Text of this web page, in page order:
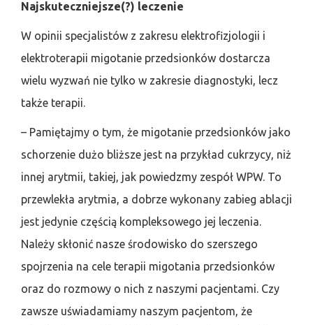
Najskuteczniejsze(?) leczenie
W opinii specjalistów z zakresu elektrofizjologii i
elektroterapii migotanie przedsionków dostarcza
wielu wyzwań nie tylko w zakresie diagnostyki, lecz
także terapii.
– Pamiętajmy o tym, że migotanie przedsionków jako
schorzenie dużo bliższe jest na przykład cukrzycy, niż
innej arytmii, takiej, jak powiedzmy zespół WPW. To
przewlekła arytmia, a dobrze wykonany zabieg ablacji
jest jedynie częścią kompleksowego jej leczenia.
Należy skłonić nasze środowisko do szerszego
spojrzenia na cele terapii migotania przedsionków
oraz do rozmowy o nich z naszymi pacjentami. Czy
zawsze uświadamiamy naszym pacjentom, że